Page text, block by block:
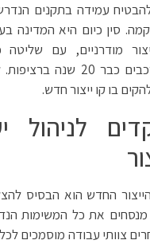
עמידה בתקנים
סין כיום היא המדינה
מודרניים, עם
בתהליכי ייצור מורכבים
בו קו ייצור חדש.
לניהול
החדש הוא הבסיס
את כל המשימות
צוותי עבודה מוסמכים